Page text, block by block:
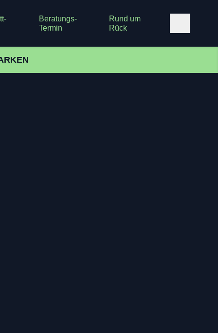
Beratungs-
Termin
Rund um
Rück